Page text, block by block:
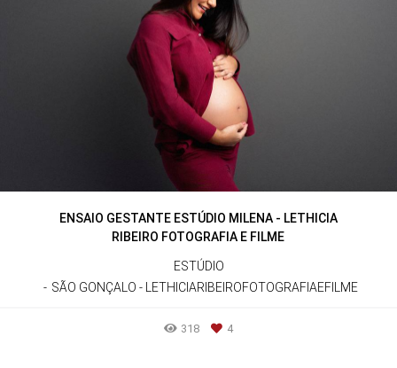
ENSAIO GESTANTE ESTÚDIO MILENA - LETHICIA
RIBEIRO FOTOGRAFIA E FILME
ESTÚDIO
SÃO GONÇALO - LETHICIARIBEIROFOTOGRAFIAEFILME
318 4